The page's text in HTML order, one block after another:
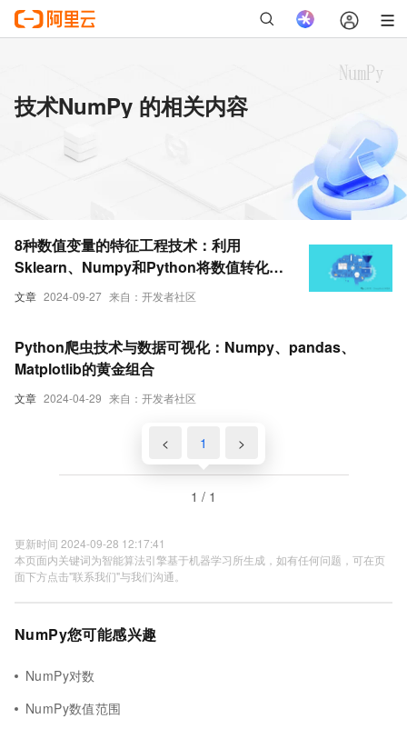
技术NumPy 的相关内容
文章 2024-09-27 来自：开发者社区
8种数值变量的特征工程技术：利用
Sklearn、Numpy和Python将数值转化为
预测模型的有效特征
文章 2024-04-29 来自：开发者社区
Python爬虫技术与数据可视化：Numpy、pandas、
Matplotlib的黄金组合
< 1 >
1 / 1
更新时间 2024-09-28 12:17:41
本页面内关键词为智能算法引擎基于机器学习所生成，如有任何问题，可在页
面下方点击"联系我们"与我们沟通。
NumPy您可能感兴趣
NumPy对数
NumPy数值范围